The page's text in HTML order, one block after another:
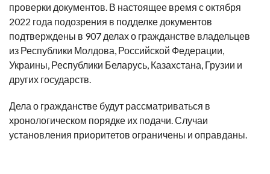
проверки документов. В настоящее время с октября
2022 года подозрения в подделке документов
подтверждены в 907 делах о гражданстве владельцев
из Республики Молдова, Российской Федерации,
Украины, Республики Беларусь, Казахстана, Грузии и
других государств.
Дела о гражданстве будут рассматриваться в
хронологическом порядке их подачи. Случаи
установления приоритетов ограничены и оправданы.